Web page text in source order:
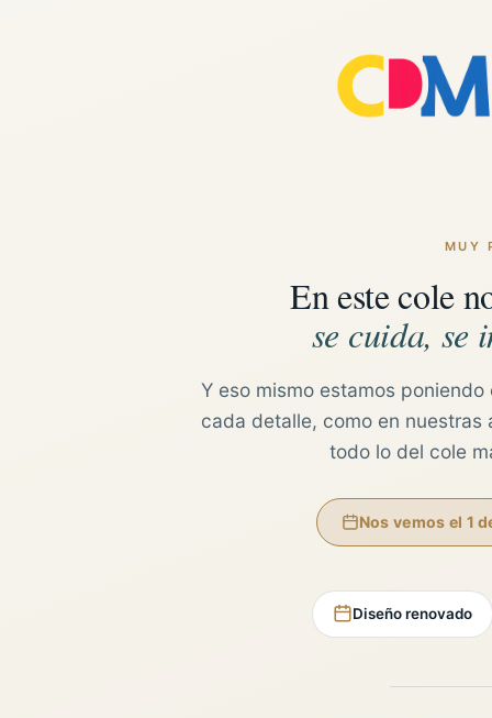
MUY
En este cole
se cuida, se
Y eso mismo estamos
cada detalle, como en nuestras
todo lo del cole
Nos vemos el 1
Diseño renovado